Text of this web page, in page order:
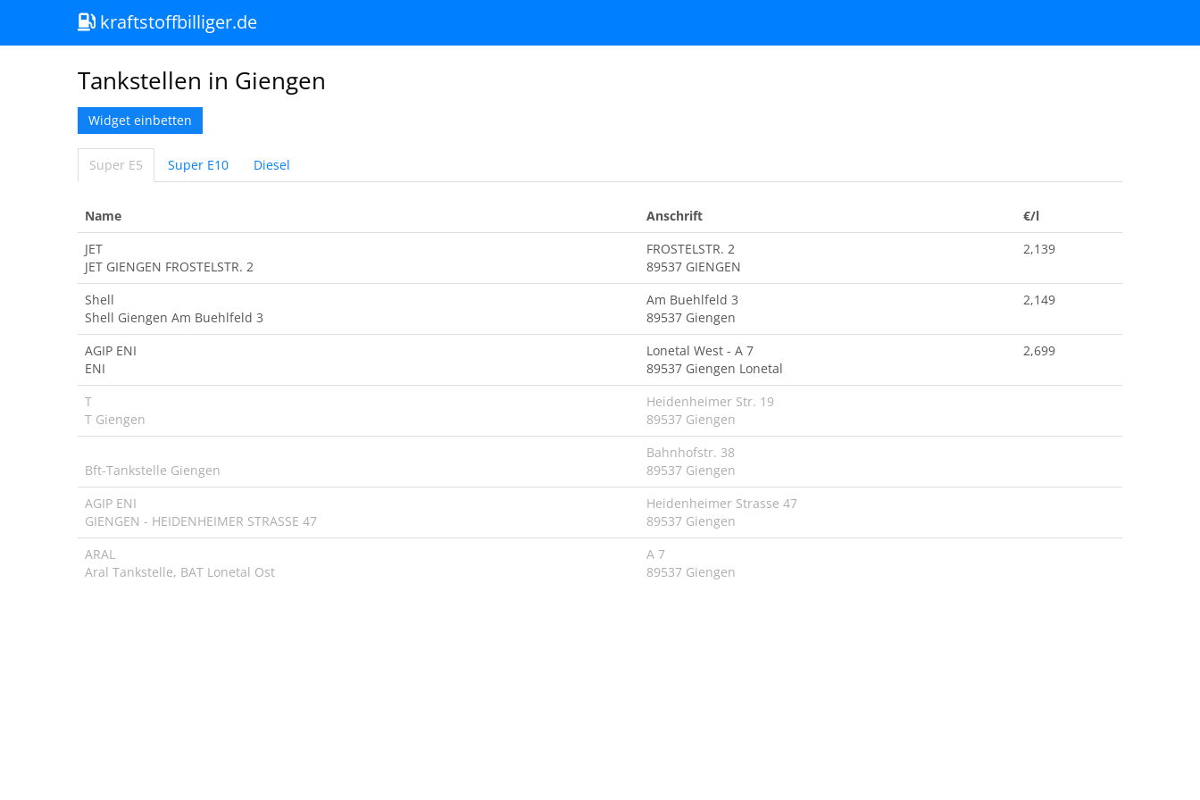
kraftstoffbilliger.de
Tankstellen in Giengen
Widget einbetten
Super E5 Super E10 Diesel
Name Anschrift
€/l
JET
JET GIENGEN FROSTELSTR. 2
FROSTELSTR. 2
89537 GIENGEN
2,139
Shell
Shell Giengen Am Buehlfeld 3
Am Buehlfeld 3
89537 Giengen
2,149
AGIP ENI
ENI
Lonetal West - A 7
89537 Giengen Lonetal
2,699
T
T Giengen
Heidenheimer Str. 19
89537 Giengen
Bft-Tankstelle Giengen
Bahnhofstr. 38
89537 Giengen
AGIP ENI
GIENGEN - HEIDENHEIMER STRASSE 47
Heidenheimer Strasse 47
89537 Giengen
ARAL
Aral Tankstelle, BAT Lonetal Ost
A 7
89537 Giengen